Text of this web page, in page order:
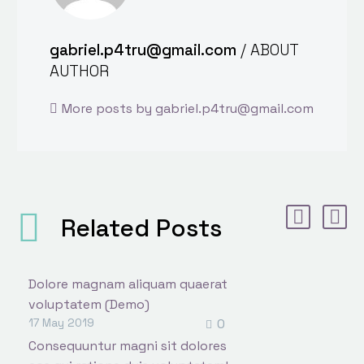
gabriel.p4tru@gmail.com / ABOUT
AUTHOR
More posts by gabriel.p4tru@gmail.com
Related Posts
Dolore magnam aliquam quaerat
voluptatem (Demo)
Lorem ipsum dolor sit ametcon
sectetur adipisicing elit, sed
0
17 May 2019
Consequuntur magni sit dolores